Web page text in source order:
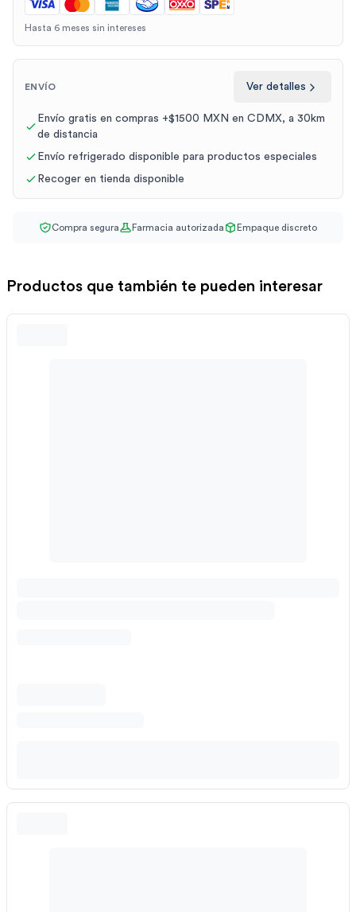
Hasta 6 meses sin intereses
ENVÍO Ver detalles
Envío gratis en compras +$1500 MXN en CDMX, a 30km
de distancia
Envío refrigerado disponible para productos especiales
Recoger en tienda disponible
Compra segura Farmacia autorizada Empaque discreto
Productos que también te pueden interesar